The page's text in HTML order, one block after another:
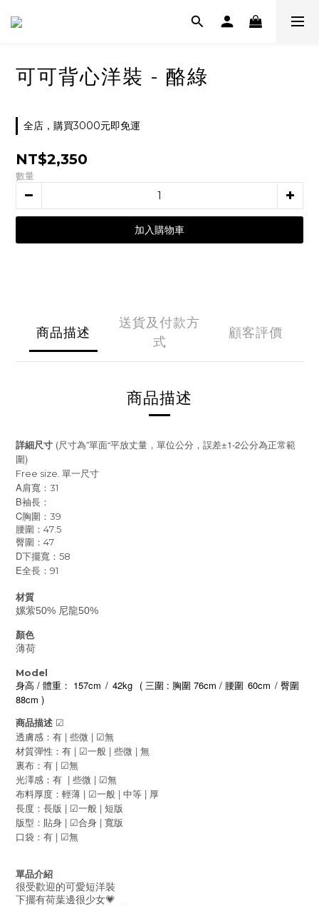
可可背心洋裝 - 酪綠
全店，購買3000元即免運
NT$2,350
數量
加入購物車
商品描述
送貨及付款方
式
顧客評價
商品描述
詳細尺寸 (尺寸為”單面“平放丈量，單位公分，誤差±1-2公分為正常範
圍)
Free size. 單一尺寸
A肩寬：31
B袖長：
C胸圍：39
腰圍：47.5
臀圍：47
D下擺寬：58
E全長：91
材質
嫘萦50% 尼龍50%
顏色
薄荷
Model
身高 / 體重： 157cm / 42kg ( 三圍 : 胸圍 76cm / 腰圍 60cm / 臀圍
88cm )
商品描述 ☑
透膚感：有 | 些微 | ☑無
材質彈性：有 | ☑一般 | 些微 | 無
裏布：有 | ☑無
光澤感：有 | 些微 | ☑無
布料厚度：輕薄 | ☑一般 | 中等 | 厚
長度：長版 | ☑一般 | 短版
版型：貼身 | ☑合身 | 寬版
口袋：有 | ☑無
單品介紹
很受歡迎的可愛短洋裝
下擺有荷葉邊很少女💗